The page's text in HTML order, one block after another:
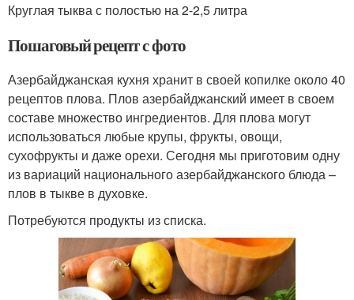
Круглая тыква с полостью на 2-2,5 литра
Пошаговый рецепт с фото
Азербайджанская кухня хранит в своей копилке около 40
рецептов плова. Плов азербайджанский имеет в своем
составе множество ингредиентов. Для плова могут
использоваться любые крупы, фрукты, овощи,
сухофрукты и даже орехи. Сегодня мы приготовим одну
из вариаций национального азербайджанского блюда –
плов в тыкве в духовке.
Потребуются продукты из списка.